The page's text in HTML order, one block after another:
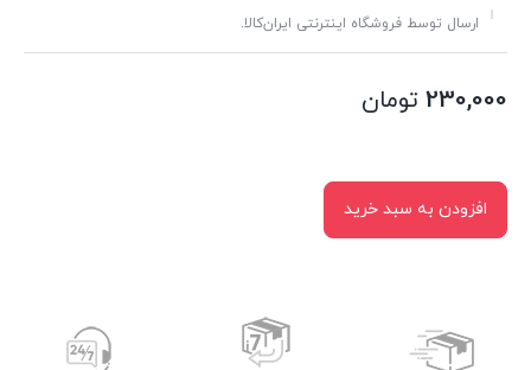
ارسال توسط فروشگاه اینترنتی ایران‌کالا.
230,000 تومان
افزودن به سبد خرید